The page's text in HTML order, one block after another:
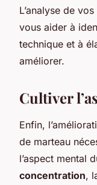
L’analyse de
vous aider à
technique et à
améliorer.
Cultiver
Enfin,
de marteau
l’aspect mental
concentration,